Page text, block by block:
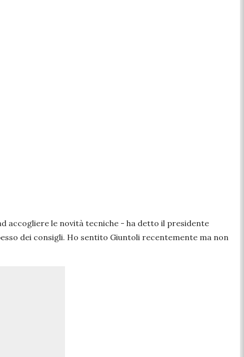
accogliere le novità tecniche - ha detto il presidente
dei consigli. Ho sentito Giuntoli recentemente ma non